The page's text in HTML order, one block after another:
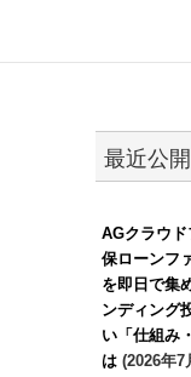
最近公
AGクラウ
保ローンフ
を即日で集
ンディング
い「仕組み
は(2026年7